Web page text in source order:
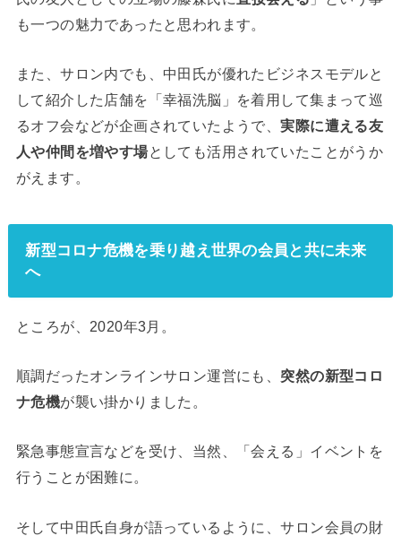
も一つの魅力であったと思われます。
また、サロン内でも、中田氏が優れたビジネスモデルと
して紹介した店舗を「幸福洗脳」を着用して集まって巡
るオフ会などが企画されていたようで、実際に遭える友
人や仲間を増やす場としても活用されていたことがうか
がえます。
新型コロナ危機を乗り越え世界の会員と共に未来
へ
ところが、2020年3月。
順調だったオンラインサロン運営にも、 突然の新型コロ
ナ危機が襲い掛かりました。
緊急事態宣言などを受け、当然、「会える」イベントを
行うことが困難に。
そして中田氏自身が語っているように、サロン会員の財